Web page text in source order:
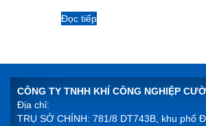
Đọc tiếp
CÔNG TY TNHH KHÍ CÔNG NGHIỆP
Địa chỉ:
TRỤ SỞ CHÍNH: 781/8 DT743B, khu phố